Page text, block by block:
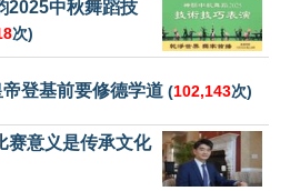
2025中秋舞蹈技
次)
登基前要修德学道 (102,143次)
赛意义是传承文化